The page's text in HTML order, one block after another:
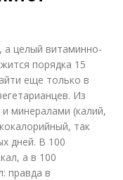
а целый витаминно-
порядка 15
еще только в
Из
минералами (калий,
так
дней. В 100
а в 100
правда в